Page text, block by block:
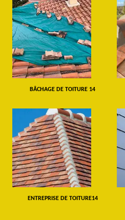
BÂCHAGE DE TOITURE 14
ENTREPRISE DE TOITURE14